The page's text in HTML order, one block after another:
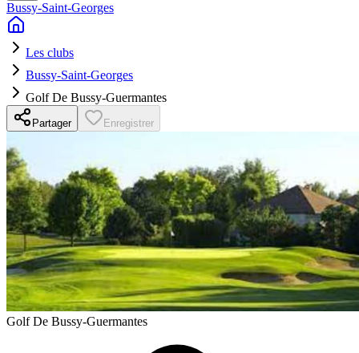
Bussy-Saint-Georges
Les clubs
Bussy-Saint-Georges
Golf De Bussy-Guermantes
Partager Enregistrer
Golf De Bussy-Guermantes